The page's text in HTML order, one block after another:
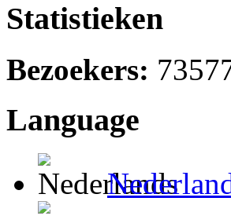
Statistieken
Bezoekers:
Language